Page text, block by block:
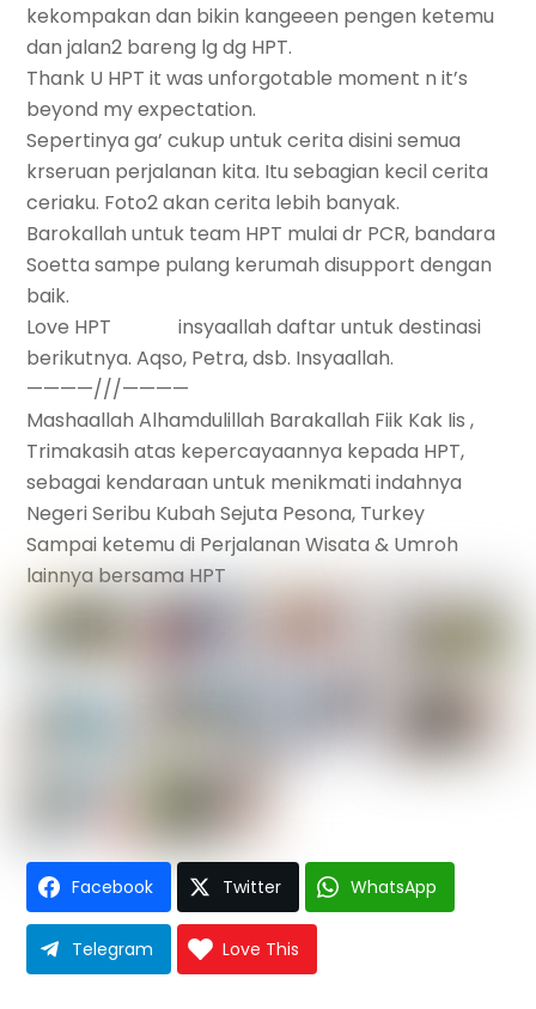
kekompakan dan bikin kangeeen pengen ketemu
dan jalan2 bareng lg dg HPT.
Thank U HPT it was unforgotable moment n it’s
beyond my expectation.
Sepertinya ga’ cukup untuk cerita disini semua
krseruan perjalanan kita. Itu sebagian kecil cerita
ceriaku. Foto2 akan cerita lebih banyak.
Barokallah untuk team HPT mulai dr PCR, bandara
Soetta sampe pulang kerumah disupport dengan
baik.
Love HPT
insyaallah daftar untuk destinasi
berikutnya. Aqso, Petra, dsb. Insyaallah.
————///————
Mashaallah Alhamdulillah Barakallah Fiik Kak Iis ,
Trimakasih atas kepercayaannya kepada HPT,
sebagai kendaraan untuk menikmati indahnya
Negeri Seribu Kubah Sejuta Pesona, Turkey
Sampai ketemu di Perjalanan Wisata & Umroh
lainnya bersama HPT
Facebook Twitter WhatsApp
Telegram Love This